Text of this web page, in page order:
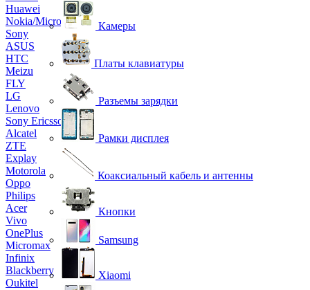
Huawei
Nokia/Microsoft
Sony
ASUS
HTC
Meizu
FLY
LG
Lenovo
Sony Ericsson
Alcatel
ZTE
Explay
Motorola
Oppo
Philips
Acer
Vivo
OnePlus
Micromax
Infinix
Blackberry
Oukitel
Камеры
Платы клавиатуры
Разъемы зарядки
Рамки дисплея
Коаксиальный кабель и антенны
Кнопки
Samsung
Xiaomi